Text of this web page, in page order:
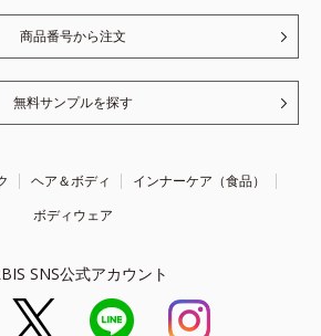
商品番号から注文
無料サンプルを探す
ヘア＆ボディ
インナーケア（食品）
ボディウェア
SNS公式アカウント